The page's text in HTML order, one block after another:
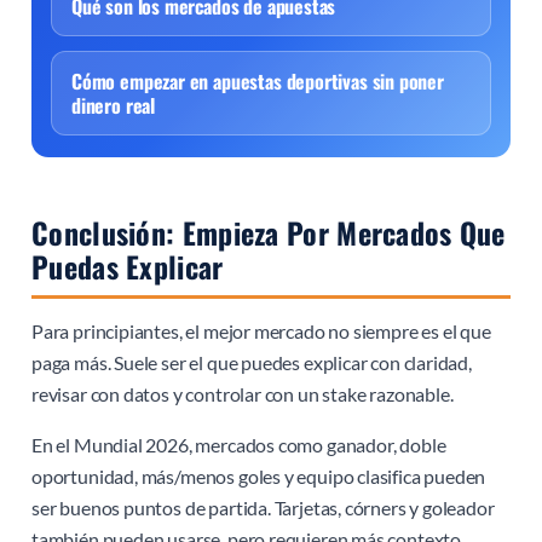
Qué son los mercados de apuestas
Cómo empezar en apuestas deportivas sin poner
dinero real
Conclusión: Empieza Por Mercados Que
Puedas Explicar
Para principiantes, el mejor mercado no siempre es el que
paga más. Suele ser el que puedes explicar con claridad,
revisar con datos y controlar con un stake razonable.
En el Mundial 2026, mercados como ganador, doble
oportunidad, más/menos goles y equipo clasifica pueden
ser buenos puntos de partida. Tarjetas, córners y goleador